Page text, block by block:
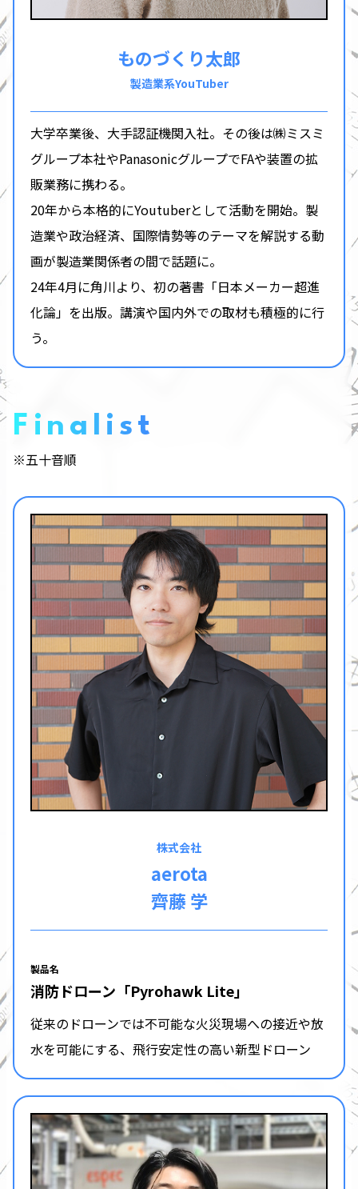
ものづくり太郎
製造業系YouTuber
大学卒業後、大手認証機関入社。その後は㈱ミスミ
グループ本社やPanasonicグループでFAや装置の拡
販業務に携わる。
20年から本格的にYoutuberとして活動を開始。製
造業や政治経済、国際情勢等のテーマを解説する動
画が製造業関係者の間で話題に。
24年4月に角川より、初の著書「日本メーカー超進
化論」を出版。講演や国内外での取材も積極的に行
う。
Finalist
※五十音順
株式会社
aerota
齊藤 学
製品名
消防ドローン「Pyrohawk Lite」
従来のドローンでは不可能な火災現場への接近や放
水を可能にする、飛行安定性の高い新型ドローン